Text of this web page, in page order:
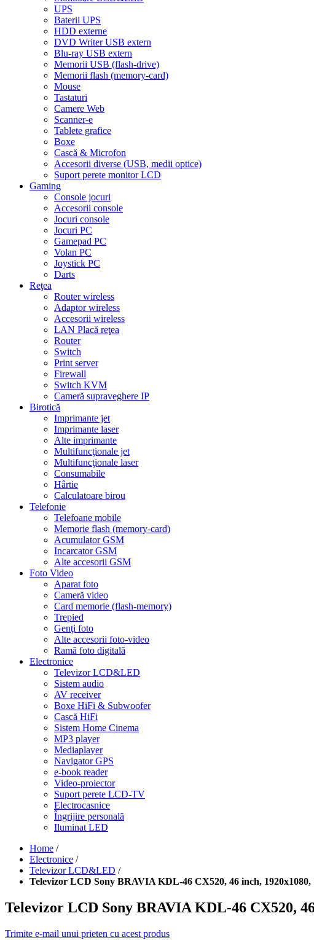
UPS
Baterii UPS
HDD externe
DVD Writer USB extern
Blu-ray USB extern
Memorii USB (flash-drive)
Memorii flash (memory-card)
Mouse
Tastaturi
Camere Web
Scanner-e
Tablete grafice
Boxe
Cască & Microfon
Accesorii diverse (USB, medii optice)
Suport perete monitor LCD
Gaming
Console jocuri
Accesorii console
Jocuri console
Jocuri PC
Gamepad PC
Volan PC
Joystick PC
Darts
Reţea
Router wireless
Adaptor wireless
Accesorii wireless
LAN Placă reţea
Router
Switch
Print server
Firewall
Switch KVM
Cameră supraveghere IP
Birotică
Imprimante jet
Imprimante laser
Alte imprimante
Multifuncţionale jet
Multifuncţionale laser
Consumabile
Hârtie
Calculatoare birou
Telefonie
Telefoane mobile
Memorie flash (memory-card)
Acumulator GSM
Incarcator GSM
Alte accesorii GSM
Foto Video
Aparat foto
Cameră video
Card memorie (flash-memory)
Trepied
Genţi foto
Alte accesorii foto-video
Ramă foto digitală
Electronice
Televizor LCD&LED
Sistem audio
AV receiver
Boxe HiFi & Subwoofer
Cască HiFi
Sistem Home Cinema
MP3 player
Mediaplayer
Navigator GPS
e-book reader
Video-proiector
Suport perete LCD-TV
Electrocasnice
Îngrijire personală
Iluminat LED
Home /
Electronice /
Televizor LCD&LED /
Televizor LCD Sony BRAVIA KDL-46 CX520, 46 inch,
Televizor LCD Sony BRAVIA KDL-46 CX520,
Trimite e-mail unui prieten cu acest produs